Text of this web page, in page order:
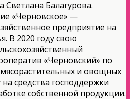
Балагурова.
«Черновское» —
предприятие на
В 2020 году свою
«Черновский» по
и овощных
средства господдержки
собственной продукции.